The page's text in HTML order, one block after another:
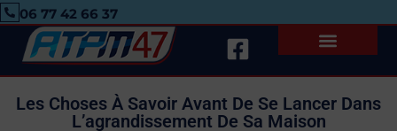
06 77 42 66 37
Les Choses À Savoir Avant De Se Lancer Dans
L’agrandissement De Sa Maison